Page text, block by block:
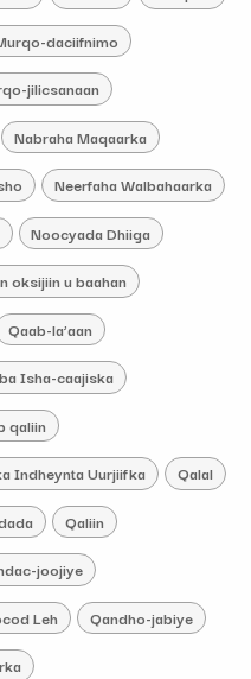
daciifnimo
jilicsanaan
Nabraha Maqaarka
Neerfaha Walbahaarka
Noocyada Dhiiga
oksijiin u baahan
Qaab-la’aan
Isha-caajiska
qaliin
Indheynta Uurjiifka Qalal
Qaliin
joojiye
Leh Qandho-jabiye